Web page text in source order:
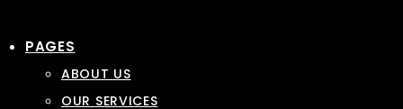
PAGES
ABOUT US
OUR SERVICES